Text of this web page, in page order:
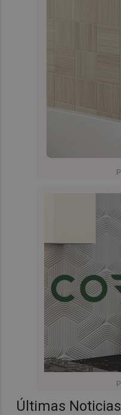
Últimas Noticias